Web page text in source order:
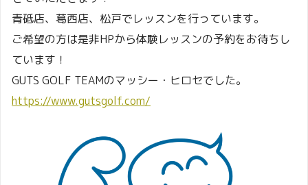
青砥店、葛西店、松戸でレッスンを行っています。
ご希望の方は是非HPから体験レッスンの予約をお待ちし
ています！
GUTS GOLF TEAMのマッシー・ヒロセでした。
https://www.gutsgolf.com/